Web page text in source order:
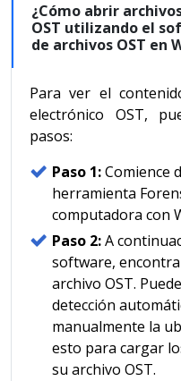
¿Cómo abrir
OST utilizando el
de archivos OST en
Para ver el
electrónico OST,
pasos:
Paso 1:Comience
herramienta
computadora con
Paso 2:A
software,
archivo OST.
detección
manualmente la
esto para cargar
su archivo OST.